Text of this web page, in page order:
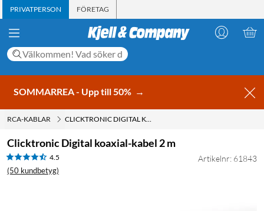
PRIVATPERSON FÖRETAG
SOMMARREA - Upp till 50% →
RCA-KABLAR CLICKTRONIC DIGITAL KOAXIAL-KABEL 2 M
Clicktronic Digital koaxial-kabel 2 m
4.5
(50 kundbetyg)
Artikelnr: 61843